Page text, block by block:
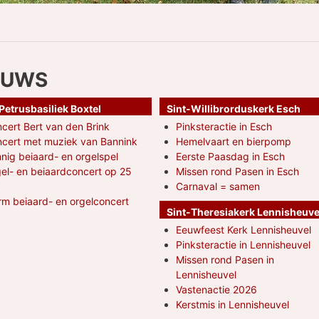
Boxtel
Bert van den Brink
met muziek van Bannink
beiaard- en orgelspel
en beiaardconcert op 25
beiaard- en orgelconcert
Sint-Willibrorduskerk Esch
Pinksteractie in Esch
Hemelvaart en bierpomp
Eerste Paasdag in Esch
Missen rond Pasen in Esch
Carnaval = samen
Sint-Theresiakerk
Eeuwfeest Kerk Lennisheuvel
Pinksteractie in Lennisheuvel
Missen rond Pasen in
Lennisheuvel
Vastenactie 2026
Kerstmis in Lennisheuvel